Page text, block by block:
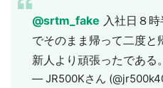
@srtm_fake 入社日８
でそのまま帰って二度と
新人より頑張ったである。
— JR500Kさん